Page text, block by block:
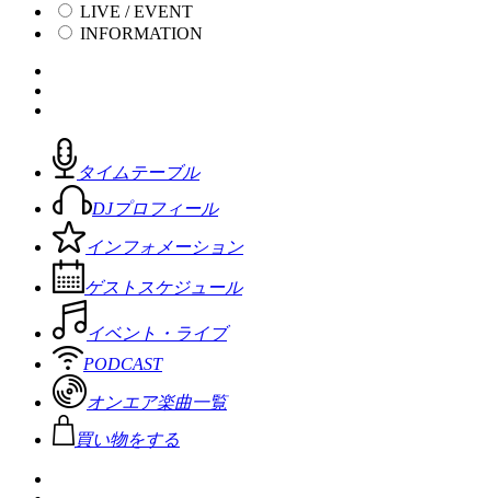
LIVE / EVENT
INFORMATION
タイムテーブル
DJプロフィール
インフォメーション
ゲストスケジュール
イベント・ライブ
PODCAST
オンエア楽曲一覧
買い物をする